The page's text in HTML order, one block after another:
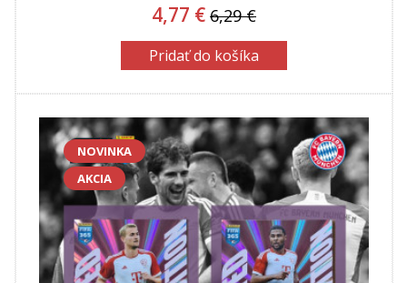
4,77 € 6,29 €
Pridať do košíka
NOVINKA
AKCIA